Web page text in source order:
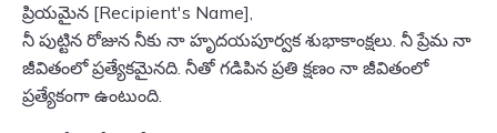
ప్రియమైన [Recipient's Name],
నీ పుట్టిన రోజున నీకు నా హృదయపూర్వక శుభాకాంక్షలు. నీ ప్రేమ నా
జీవితంలో ప్రత్యేకమైనది. నీతో గడిపిన ప్రతి క్షణం నా జీవితంలో
ప్రత్యేకంగా ఉంటుంది.